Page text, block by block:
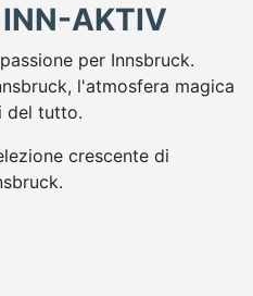
AKTIV
per Innsbruck.
l'atmosfera magica
del tutto.
crescente di